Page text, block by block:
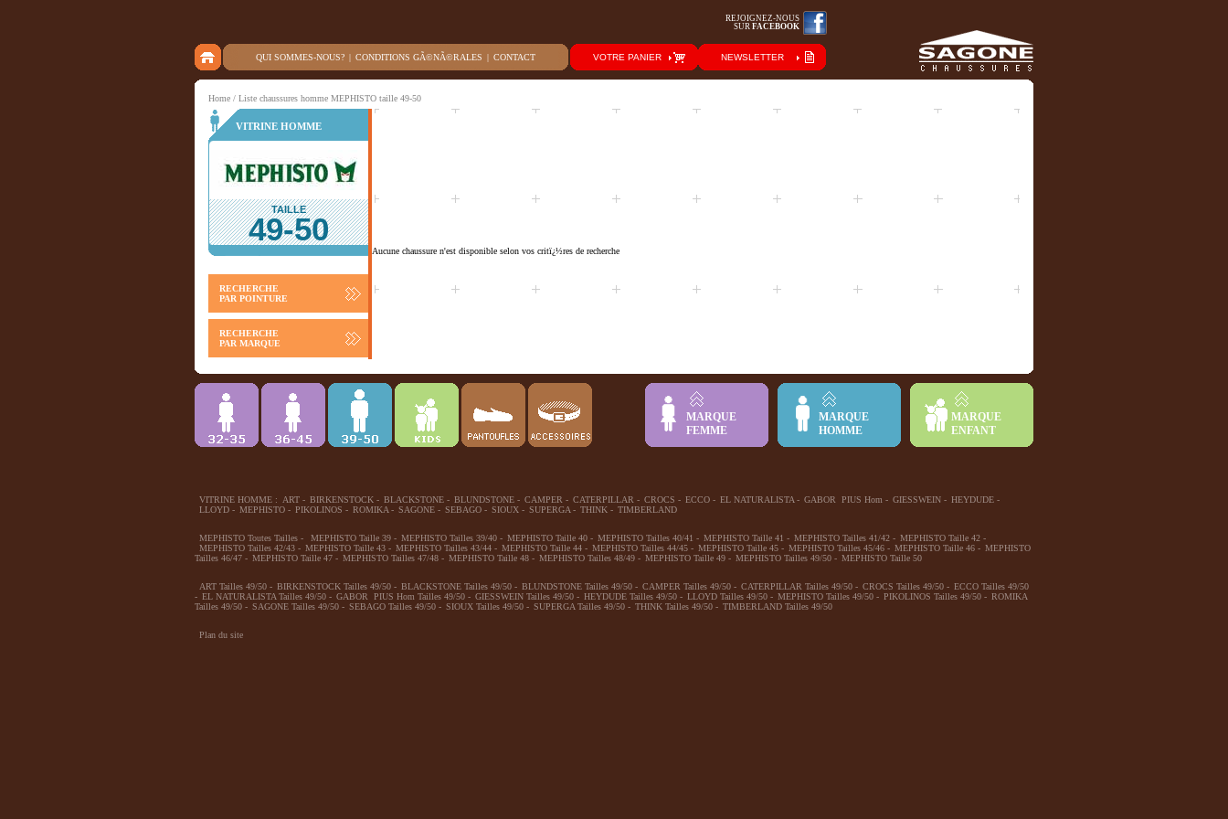
QUI SOMMES-NOUS? | CONDITIONS GÃ©NÃ©RALES | CONTACT VOTRE PANIER NEWSLETTER
REJOIGNEZ-NOUS
SUR FACEBOOK
Home / Liste chaussures homme MEPHISTO taille 49-50
VITRINE HOMME
TAILLE
49-50
RECHERCHE
PAR POINTURE
RECHERCHE
PAR MARQUE
Aucune chaussure n'est disponible selon vos critï¿½res de recherche
MARQUE
FEMME
MARQUE
HOMME
MARQUE
ENFANT
VITRINE HOMME : ART - BIRKENSTOCK - BLACKSTONE - BLUNDSTONE - CAMPER - CATERPILLAR - CROCS - ECCO - EL NATURALISTA - GABOR PIUS Hom - GIESSWEIN - HEYDUDE -
LLOYD - MEPHISTO - PIKOLINOS - ROMIKA - SAGONE - SEBAGO - SIOUX - SUPERGA - THINK - TIMBERLAND
MEPHISTO Toutes Tailles - MEPHISTO Taille 39 - MEPHISTO Tailles 39/40 - MEPHISTO Taille 40 - MEPHISTO Tailles 40/41 - MEPHISTO Taille 41 - MEPHISTO Tailles 41/42 - MEPHISTO Taille 42 -
MEPHISTO Tailles 42/43 - MEPHISTO Taille 43 - MEPHISTO Tailles 43/44 - MEPHISTO Taille 44 - MEPHISTO Tailles 44/45 - MEPHISTO Taille 45 - MEPHISTO Tailles 45/46 - MEPHISTO Taille 46 - MEPHISTO
Tailles 46/47 - MEPHISTO Taille 47 - MEPHISTO Tailles 47/48 - MEPHISTO Taille 48 - MEPHISTO Tailles 48/49 - MEPHISTO Taille 49 - MEPHISTO Tailles 49/50 - MEPHISTO Taille 50
ART Tailles 49/50 - BIRKENSTOCK Tailles 49/50 - BLACKSTONE Tailles 49/50 - BLUNDSTONE Tailles 49/50 - CAMPER Tailles 49/50 - CATERPILLAR Tailles 49/50 - CROCS Tailles 49/50 - ECCO Tailles 49/50
- EL NATURALISTA Tailles 49/50 - GABOR PIUS Hom Tailles 49/50 - GIESSWEIN Tailles 49/50 - HEYDUDE Tailles 49/50 - LLOYD Tailles 49/50 - MEPHISTO Tailles 49/50 - PIKOLINOS Tailles 49/50 - ROMIKA
Tailles 49/50 - SAGONE Tailles 49/50 - SEBAGO Tailles 49/50 - SIOUX Tailles 49/50 - SUPERGA Tailles 49/50 - THINK Tailles 49/50 - TIMBERLAND Tailles 49/50
Plan du site